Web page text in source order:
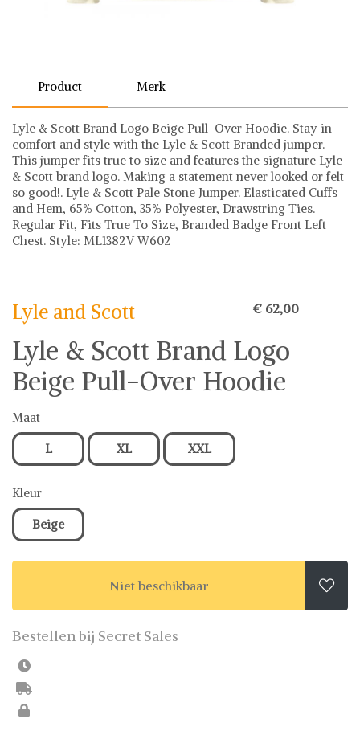
Product Merk
Lyle & Scott Brand Logo Beige Pull-Over Hoodie. Stay in
comfort and style with the Lyle & Scott Branded jumper.
This jumper fits true to size and features the signature Lyle
& Scott brand logo. Making a statement never looked or felt
so good!. Lyle & Scott Pale Stone Jumper. Elasticated Cuffs
and Hem, 65% Cotton, 35% Polyester, Drawstring Ties.
Regular Fit, Fits True To Size, Branded Badge Front Left
Chest. Style: ML1382V W602
stel jouw fashion wish-list samen. Veilig online shoppen.
Lyle and Scott € 62,00
Lyle & Scott Brand Logo
Beige Pull-Over Hoodie
Maat
L XL XXL
Kleur
Beige
Niet beschikbaar 
Bestellen bij Secret Sales